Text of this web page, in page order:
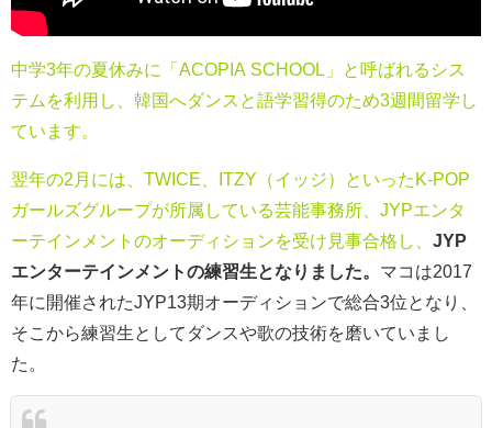
中学3年の夏休みに「ACOPIA SCHOOL」と呼ばれるシス
テムを利用し、韓国へダンスと語学習得のため3週間留学し
ています。
翌年の2月には、TWICE、ITZY（イッジ）といったK-POP
ガールズグループが所属している芸能事務所、JYPエンタ
ーテインメントのオーディションを受け見事合格し、 JYP
エンターテインメントの練習生となりました。 マコは2017
年に開催されたJYP13期オーディションで総合3位となり、
そこから練習生としてダンスや歌の技術を磨いていまし
た。